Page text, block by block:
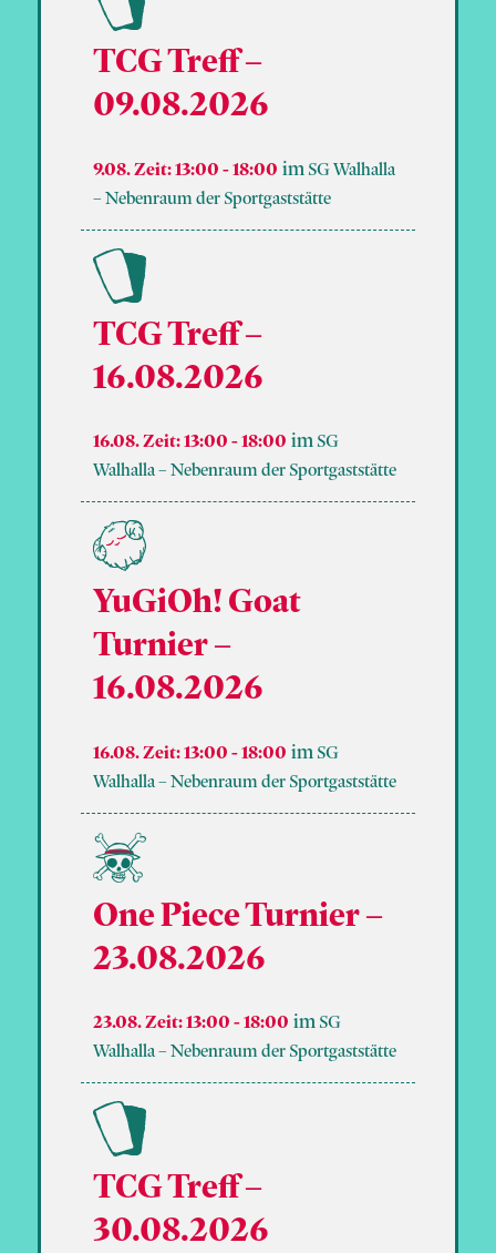
TCG Treff –
09.08.2026
9.08. Zeit: 13:00-18:00
SG Walhalla
– Nebenraum der Sportgaststätte
TCG Treff –
16.08.2026
16.08. Zeit: 13:00-18:00
SG
Walhalla – Nebenraum der Sportgaststätte
YuGiOh! Goat
Turnier –
16.08.2026
16.08. Zeit: 13:00-18:00
SG
Walhalla – Nebenraum der Sportgaststätte
One Piece Turnier –
23.08.2026
23.08. Zeit: 13:00-18:00
SG
Walhalla – Nebenraum der Sportgaststätte
TCG Treff –
30.08.2026